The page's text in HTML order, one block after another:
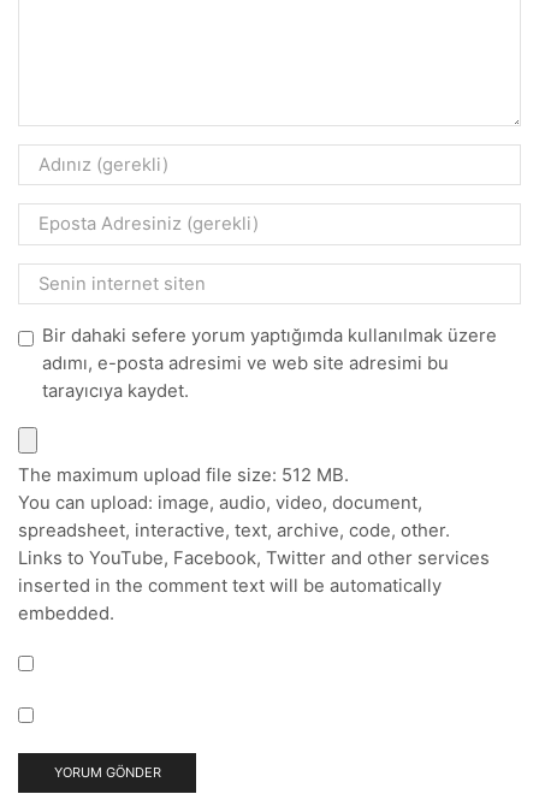
Bir dahaki sefere yorum yaptığımda kullanılmak üzere
adımı, e-posta adresimi ve web site adresimi bu
tarayıcıya kaydet.
The maximum upload file size: 512 MB.
You can upload: image, audio, video, document,
spreadsheet, interactive, text, archive, code, other.
Links to YouTube, Facebook, Twitter and other services
inserted in the comment text will be automatically
embedded.